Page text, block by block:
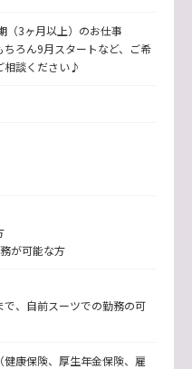
（3ヶ月以上）のお仕事
ちろん9月スタートなど、ご希
相談ください♪
が可能な方
、自前スーツでの勤務の可
康保険、厚生年金保険、雇